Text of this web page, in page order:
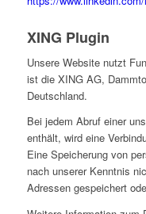
XING Plugin
Unsere Website nutzt
ist die XING AG,
Deutschland.
Bei jedem Abruf einer
enthält, wird eine
Eine Speicherung von
nach unserer Kenntnis
Adressen gespeichert